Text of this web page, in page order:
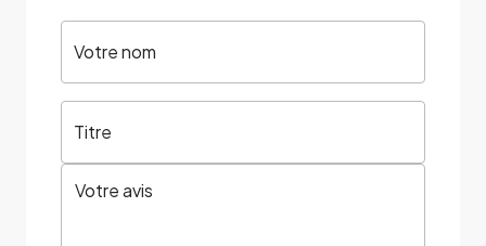
Votre nom
Titre